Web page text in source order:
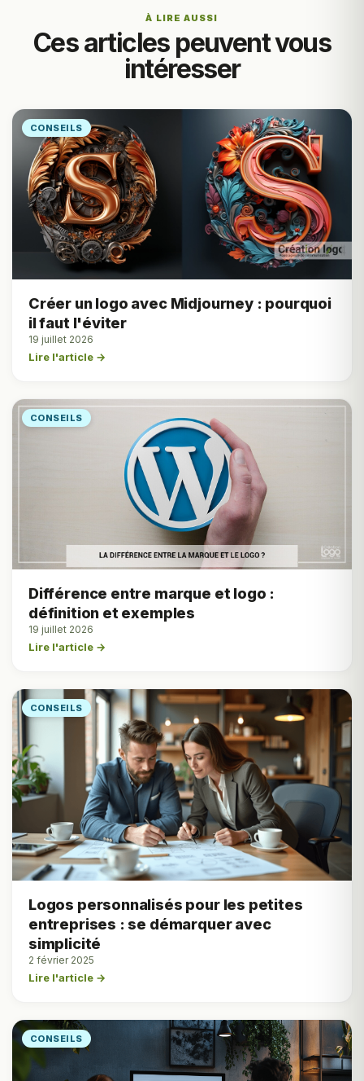
À LIRE AUSSI
Ces articles peuvent vous
intéresser
CONSEILS
Créer un logo avec Midjourney : pourquoi
il faut l'éviter
19 juillet 2026
Lire l'article →
CONSEILS
Différence entre marque et logo :
définition et exemples
19 juillet 2026
Lire l'article →
CONSEILS
Logos personnalisés pour les petites
entreprises : se démarquer avec
simplicité
2 février 2025
Lire l'article →
CONSEILS